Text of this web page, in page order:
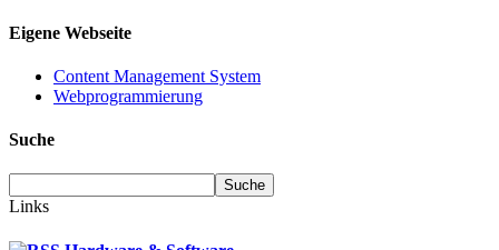
Eigene Webseite
Content Management System
Webprogrammierung
Suche
Links